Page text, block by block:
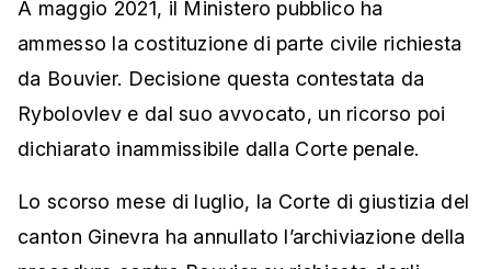
A maggio 2021, il Ministero pubblico ha
ammesso la costituzione di parte civile richiesta
da Bouvier. Decisione questa contestata da
Rybolovlev e dal suo avvocato, un ricorso poi
dichiarato inammissibile dalla Corte penale.
Lo scorso mese di luglio, la Corte di giustizia del
canton Ginevra ha annullato l’archiviazione della